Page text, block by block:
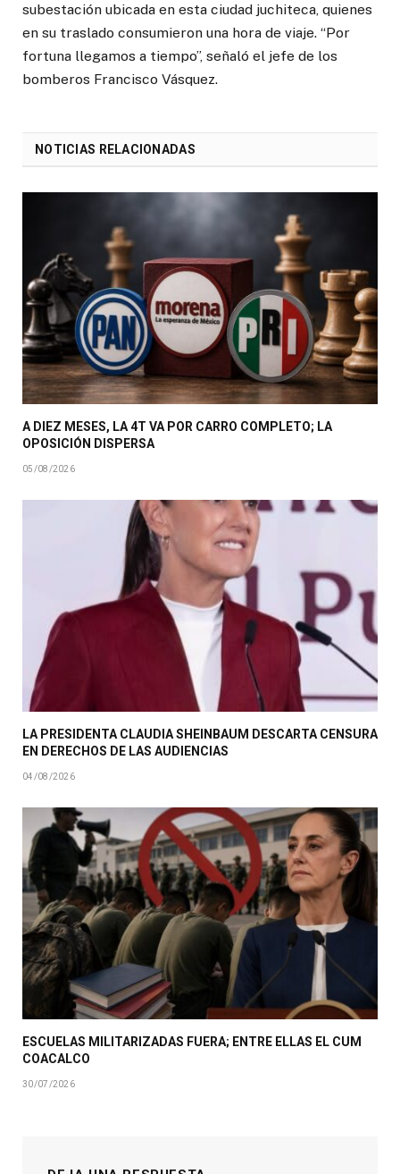
subestación ubicada en esta ciudad juchiteca, quienes
en su traslado consumieron una hora de viaje. “Por
fortuna llegamos a tiempo”, señaló el jefe de los
bomberos Francisco Vásquez.
NOTICIAS RELACIONADAS
A DIEZ MESES, LA 4T VA POR CARRO COMPLETO; LA
OPOSICIÓN DISPERSA
05/08/2026
LA PRESIDENTA CLAUDIA SHEINBAUM DESCARTA CENSURA
EN DERECHOS DE LAS AUDIENCIAS
04/08/2026
ESCUELAS MILITARIZADAS FUERA; ENTRE ELLAS EL CUM
COACALCO
30/07/2026